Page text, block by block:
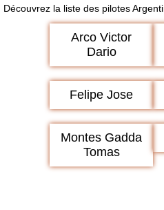
Découvrez la liste des pilotes
Arco Victor
Dario
Felipe Jose
Montes Gadda
Tomas